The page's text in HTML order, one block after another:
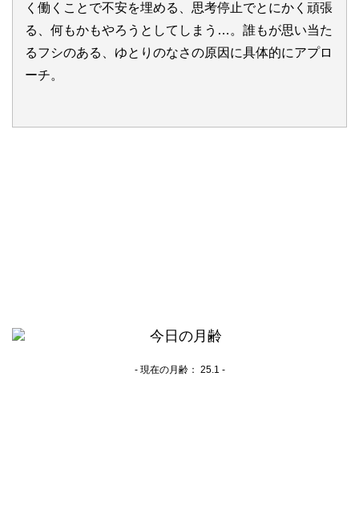
く働くことで不安を埋める、思考停止でとにかく頑張
る、何もかもやろうとしてしまう…。誰もが思い当た
るフシのある、ゆとりのなさの原因に具体的にアプロ
ーチ。
- 現在の月齢： 25.1 -